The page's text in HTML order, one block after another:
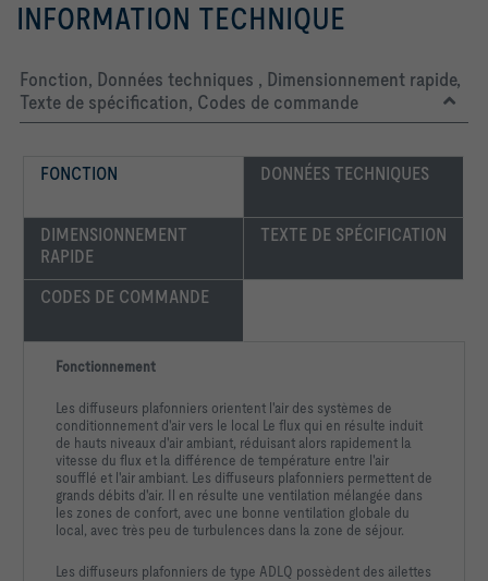
INFORMATION TECHNIQUE
Fonction, Données techniques , Dimensionnement rapide,
Texte de spécification, Codes de commande
FONCTION DONNÉES TECHNIQUES
DIMENSIONNEMENT
RAPIDE
TEXTE DE SPÉCIFICATION
CODES DE COMMANDE
Fonctionnement
Les diffuseurs plafonniers orientent l'air des systèmes de
conditionnement d'air vers le local Le flux qui en résulte induit
de hauts niveaux d'air ambiant, réduisant alors rapidement la
vitesse du flux et la différence de température entre l'air
soufflé et l'air ambiant. Les diffuseurs plafonniers permettent de
grands débits d'air. Il en résulte une ventilation mélangée dans
les zones de confort, avec une bonne ventilation globale du
local, avec très peu de turbulences dans la zone de séjour.
Les diffuseurs plafonniers de type ADLQ possèdent des ailettes